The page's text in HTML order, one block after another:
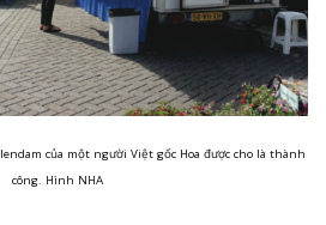
của một người Việt gốc Hoa được cho là thành
công. Hình NHA